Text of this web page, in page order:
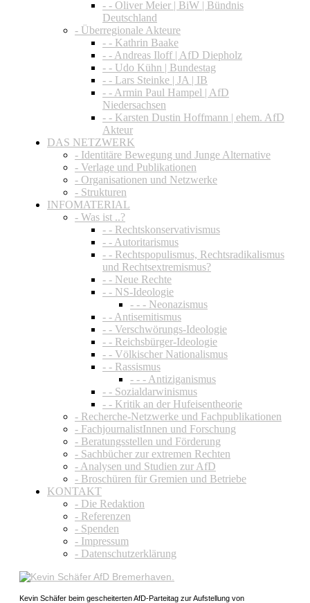
- - Oliver Meier | BiW | Bündnis
Deutschland
- Überregionale Akteure
- - Kathrin Baake
- - Andreas Iloff | AfD Diepholz
- - Udo Kühn | Bundestag
- - Lars Steinke | JA | IB
- - Armin Paul Hampel | AfD
Niedersachsen
- - Karsten Dustin Hoffmann | ehem. AfD
Akteur
DAS NETZWERK
- Identitäre Bewegung und Junge Alternative
- Verlage und Publikationen
- Organisationen und Netzwerke
- Strukturen
INFOMATERIAL
- Was ist ..?
- - Rechtskonservativismus
- - Autoritarismus
- - Rechtspopulismus, Rechtsradikalismus
und Rechtsextremismus?
- - Neue Rechte
- - NS-Ideologie
- - - Neonazismus
- - Antisemitismus
- - Verschwörungs-Ideologie
- - Reichsbürger-Ideologie
- - Völkischer Nationalismus
- - Rassismus
- - - Antiziganismus
- - Sozialdarwinismus
- - Kritik an der Hufeisentheorie
- Recherche-Netzwerke und Fachpublikationen
- FachjournalistInnen und Forschung
- Beratungsstellen und Förderung
- Sachbücher zur extremen Rechten
- Analysen und Studien zur AfD
- Broschüren für Gremien und Betriebe
KONTAKT
- Die Redaktion
- Referenzen
- Spenden
- Impressum
- Datenschutzerklärung
Kevin Schäfer beim gescheiterten AfD-Parteitag zur Aufstellung von